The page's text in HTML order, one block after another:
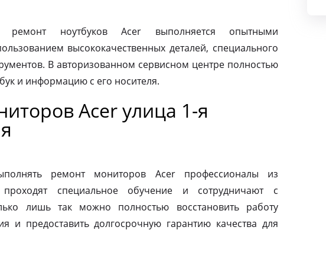
ремонт ноутбуков Acer выполняется опытными
высококачественных деталей, специального
В авторизованном сервисном центре полностью
и информацию с его носителя.
Acer улица 1-я
ремонт мониторов Acer профессионалы из
проходят специальное обучение и сотрудничают с
лишь так можно полностью восстановить работу
и предоставить долгосрочную гарантию качества для